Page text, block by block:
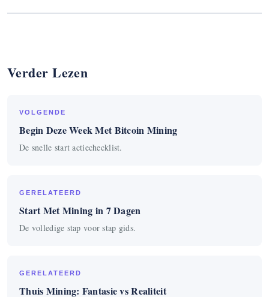
Verder Lezen
VOLGENDE
Begin Deze Week Met Bitcoin Mining
De snelle start actiechecklist.
GERELATEERD
Start Met Mining in 7 Dagen
De volledige stap voor stap gids.
GERELATEERD
Thuis Mining: Fantasie vs Realiteit